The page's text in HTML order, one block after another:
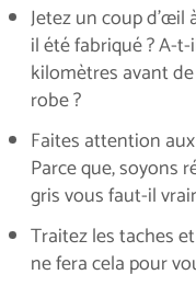
Jetez un coup d'œil
il été fabriqué ? A-
kilomètres avant
robe ?
Faites attention
Parce que, soyons
gris vous faut-il
Traitez les taches
ne fera cela pour